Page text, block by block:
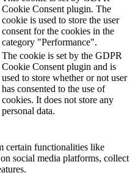
Cookie Consent plugin. The
cookie is used to store the user
consent for the cookies in the
category "Performance".
The cookie is set by the GDPR
Cookie Consent plugin and is
used to store whether or not user
has consented to the use of
cookies. It does not store any
personal data.
certain functionalities like
social media platforms, collect